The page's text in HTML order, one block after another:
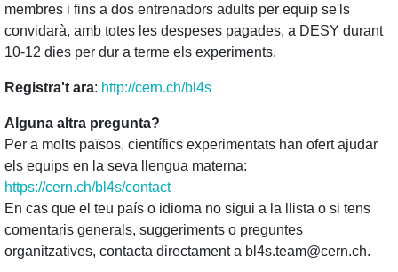
membres i fins a dos entrenadors adults per equip se'ls
convidarà, amb totes les despeses pagades, a DESY durant
10-12 dies per dur a terme els experiments.
Registra't ara: http://cern.ch/bl4s
Alguna altra pregunta?
Per a molts països, científics experimentats han ofert ajudar
els equips en la seva llengua materna:
https://cern.ch/bl4s/contact
En cas que el teu país o idioma no sigui a la llista o si tens
comentaris generals, suggeriments o preguntes
organitzatives, contacta directament a bl4s.team@cern.ch.